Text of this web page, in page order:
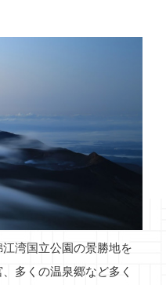
湾国立公園の景勝地を
多くの温泉郷など多く